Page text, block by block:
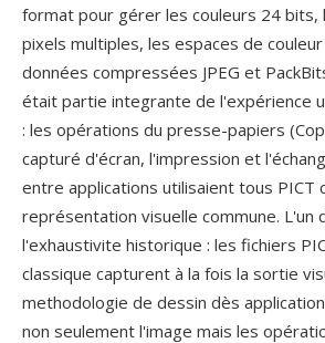
format pour gérer les couleurs 24 bits,
pixels multiples, les espaces de
données compressées JPEG et
était partie integrante de l'expérience
: les opérations du presse-papiers
capturé d'écran, l'impression et
entre applications utilisaient tous PICT
représentation visuelle commune. L'un
l'exhaustivite historique : les fichiers
classique capturent à la fois la sortie
methodologie de dessin dès
non seulement l'image mais les